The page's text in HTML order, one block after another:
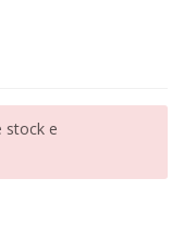
stock e